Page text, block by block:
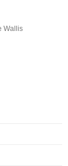
Wallis